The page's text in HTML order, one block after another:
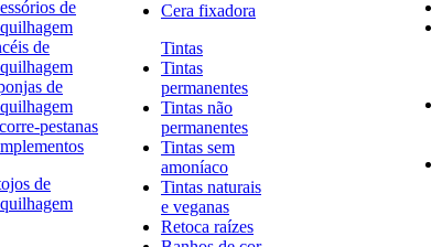
de
de
de
pestanas
de
Cera fixadora
Tintas
Tintas
permanentes
Tintas não
permanentes
Tintas sem
amoníaco
Tintas naturais
e veganas
Retoca raízes